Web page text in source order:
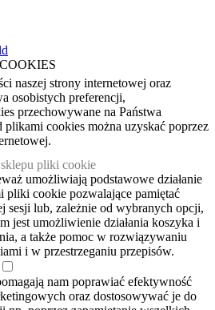
naszej strony internetowej oraz
osobistych preferencji,
przechowywane na Państwa
plikami cookies można uzyskać poprzez
sklepu pliki cookie
umożliwiają podstawowe działanie
pliki cookie pozwalające pamiętać
sesji lub, zależnie od wybranych opcji,
jest umożliwienie działania koszyka i
a także pomoc w rozwiązywaniu
i w przestrzeganiu przepisów.
nam poprawiać efektywność
oraz dostosowywać je do